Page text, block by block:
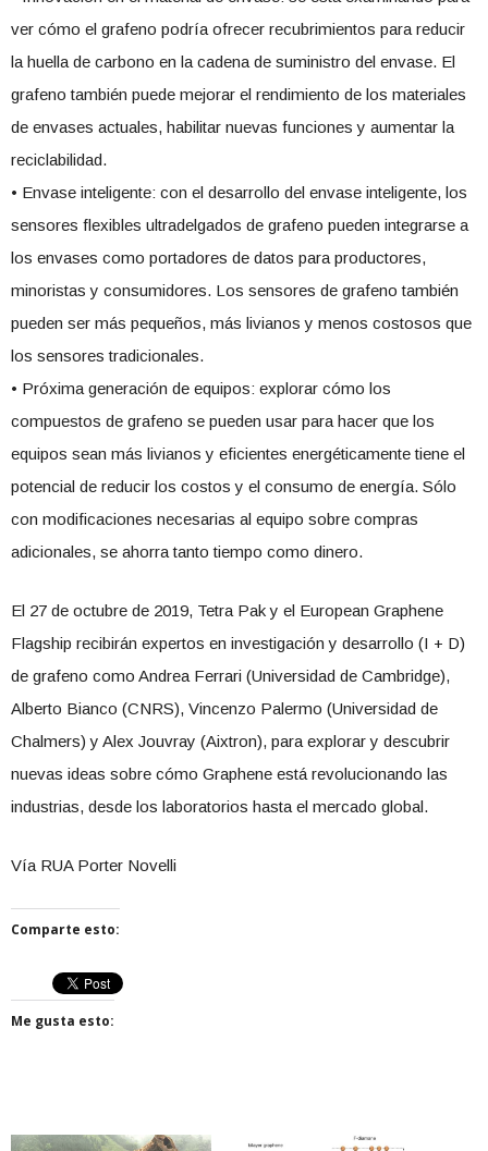
ver cómo el grafeno podría ofrecer recubrimientos para reducir
la huella de carbono en la cadena de suministro del envase. El
grafeno también puede mejorar el rendimiento de los materiales
de envases actuales, habilitar nuevas funciones y aumentar la
reciclabilidad.
• Envase inteligente: con el desarrollo del envase inteligente, los
sensores flexibles ultradelgados de grafeno pueden integrarse a
los envases como portadores de datos para productores,
minoristas y consumidores. Los sensores de grafeno también
pueden ser más pequeños, más livianos y menos costosos que
los sensores tradicionales.
• Próxima generación de equipos: explorar cómo los
compuestos de grafeno se pueden usar para hacer que los
equipos sean más livianos y eficientes energéticamente tiene el
potencial de reducir los costos y el consumo de energía. Sólo
con modificaciones necesarias al equipo sobre compras
adicionales, se ahorra tanto tiempo como dinero.
El 27 de octubre de 2019, Tetra Pak y el European Graphene
Flagship recibirán expertos en investigación y desarrollo (I + D)
de grafeno como Andrea Ferrari (Universidad de Cambridge),
Alberto Bianco (CNRS), Vincenzo Palermo (Universidad de
Chalmers) y Alex Jouvray (Aixtron), para explorar y descubrir
nuevas ideas sobre cómo Graphene está revolucionando las
industrias, desde los laboratorios hasta el mercado global.
Vía RUA Porter Novelli
Comparte esto:
Me gusta esto: